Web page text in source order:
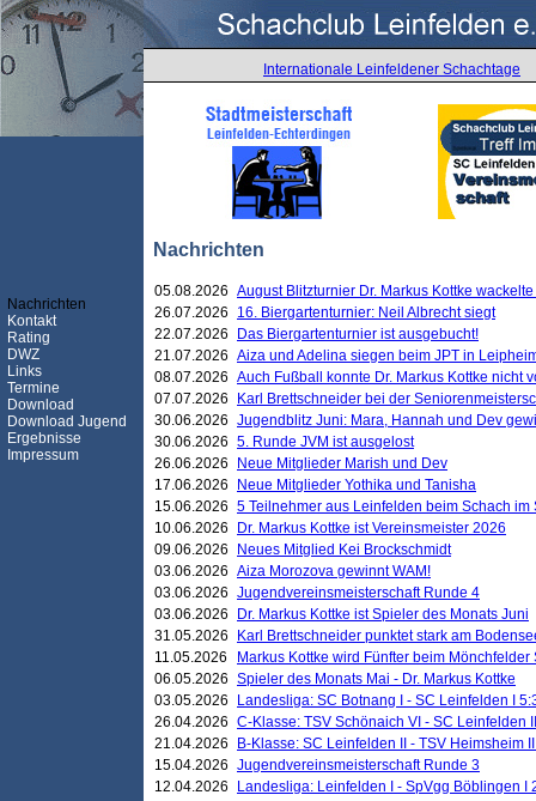
Internationale Leinfeldener Schachtage
Nachrichten
Nachrichten
Kontakt
Rating
DWZ
Links
Termine
Download
Download Jugend
Ergebnisse
Impressum
05.08.2026 August Blitzturnier Dr. Markus Kottke
26.07.2026
16. Biergartenturnier: Neil Albrecht siegt
22.07.2026
Das Biergartenturnier ist ausgebucht!
21.07.2026 Aiza und Adelina siegen beim JPT in
08.07.2026 Auch Fußball konnte Dr. Markus Kottke nicht
07.07.2026
Karl Brettschneider bei der
30.06.2026 Jugendblitz Juni: Mara, Hannah und Dev
30.06.2026 5. Runde JVM ist ausgelost
26.06.2026
Neue Mitglieder Marish und Dev
17.06.2026
Neue Mitglieder Yothika und Tanisha
15.06.2026 5 Teilnehmer aus Leinfelden beim Schach
10.06.2026
Dr. Markus Kottke ist Vereinsmeister 2026
09.06.2026
Neues Mitglied Kei Brockschmidt
03.06.2026 Aiza Morozova gewinnt WAM!
03.06.2026 Jugendvereinsmeisterschaft Runde 4
03.06.2026
Dr. Markus Kottke ist Spieler des Monats Juni
31.05.2026
Karl Brettschneider punktet stark am
11.05.2026
Markus Kottke wird Fünfter beim
06.05.2026 Spieler des Monats Mai - Dr. Markus Kottke
03.05.2026
Landesliga: SC Botnang I - SC Leinfelden I
26.04.2026 C-Klasse: TSV Schönaich VI - SC Leinfelden
21.04.2026
B-Klasse: SC Leinfelden II - TSV Heimsheim
15.04.2026 Jugendvereinsmeisterschaft Runde 3
12.04.2026
Landesliga: Leinfelden I - SpVgg Böblingen I